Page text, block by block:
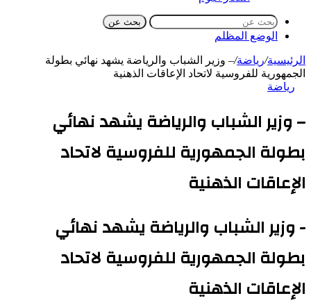
بحث عن
الوضع المظلم
الرئيسية/رياضة/– وزير الشباب والرياضة يشهد نهائي بطولة
الجمهورية للفروسية لاتحاد الإعاقات الذهنية
رياضة
– وزير الشباب والرياضة يشهد نهائي
بطولة الجمهورية للفروسية لاتحاد
الإعاقات الذهنية
- وزير الشباب والرياضة يشهد نهائي
بطولة الجمهورية للفروسية لاتحاد
الإعاقات الذهنية